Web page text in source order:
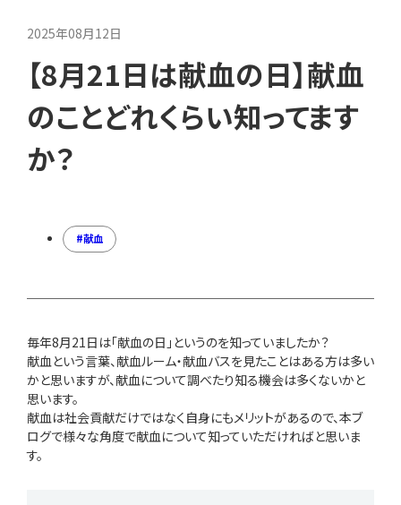
2025年08月12日
【8月21日は献血の日】献血
のことどれくらい知ってます
か？
献血
毎年8月21日は「献血の日」というのを知っていましたか？
献血という言葉、献血ルーム・献血バスを見たことはある方は多い
かと思いますが、献血について調べたり知る機会は多くないかと
思います。
献血は社会貢献だけではなく自身にもメリットがあるので、本ブ
ログで様々な角度で献血について知っていただければと思いま
す。